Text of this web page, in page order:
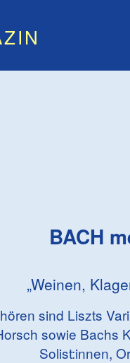
BACH
„Weinen,
sind Liszts
sowie Bachs
Solist:innen,